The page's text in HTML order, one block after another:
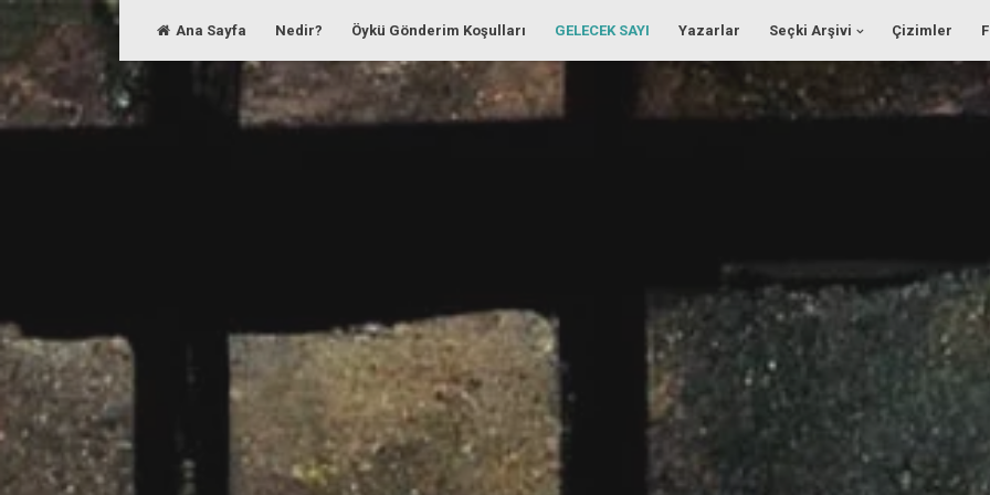
content
Ana Sayfa Nedir? Öykü Gönderim Koşulları GELECEK SAYI Yazarlar Seçki Arşivi Çizimler